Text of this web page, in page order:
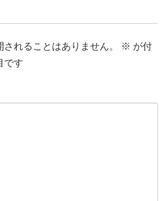
れることはありません。 ※ が付
です